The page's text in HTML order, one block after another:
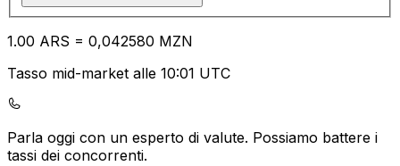
1.00 ARS = 0,042580 MZN
Tasso mid-market alle 10:01 UTC
Parla oggi con un esperto di valute. Possiamo battere i
tassi dei concorrenti.